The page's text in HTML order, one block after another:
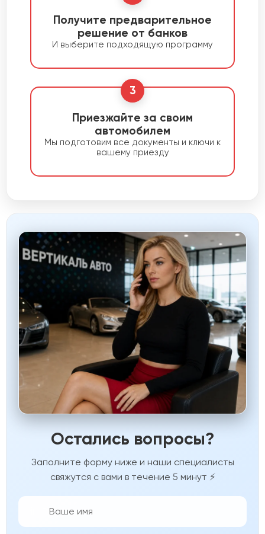
Получите предварительное
решение от банков
И выберите подходящую программу
3
Приезжайте за своим
автомобилем
Мы подготовим все документы и ключи к
вашему приезду
Остались вопросы?
Заполните форму ниже и наши специалисты
свяжутся с вами в течение 5 минут ⚡